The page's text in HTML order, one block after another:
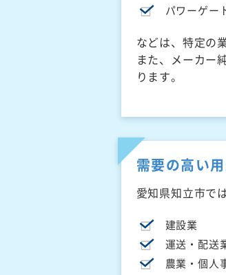
パワーゲー
などは、特定の
また、メーカー
ります。
需要の高い
愛知県知立市では
建設業
運送・配送
農業・個人